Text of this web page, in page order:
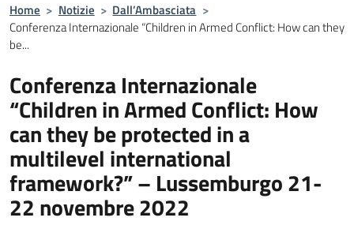
Home > Notizie > Dall’Ambasciata >
Conferenza Internazionale “Children in Armed Conflict: How can they
be...
Conferenza Internazionale
“Children in Armed Conflict: How
can they be protected in a
multilevel international
framework?” – Lussemburgo 21-
22 novembre 2022